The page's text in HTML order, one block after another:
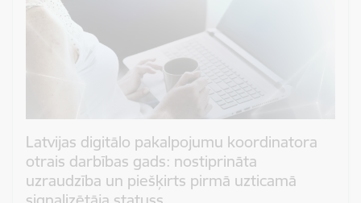
Latvijas digitālo pakalpojumu koordinatora
otrais darbības gads: nostiprināta
uzraudzība un piešķirts pirmā uzticamā